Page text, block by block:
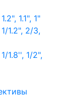
1.1", 1"
1.2", 2/3,
1.8'', 1/2",